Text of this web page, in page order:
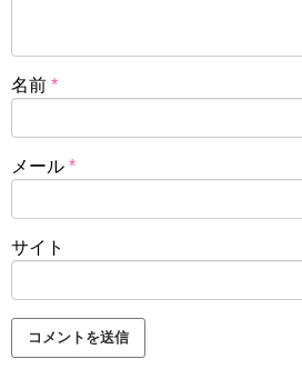
名前 *
メール *
サイト